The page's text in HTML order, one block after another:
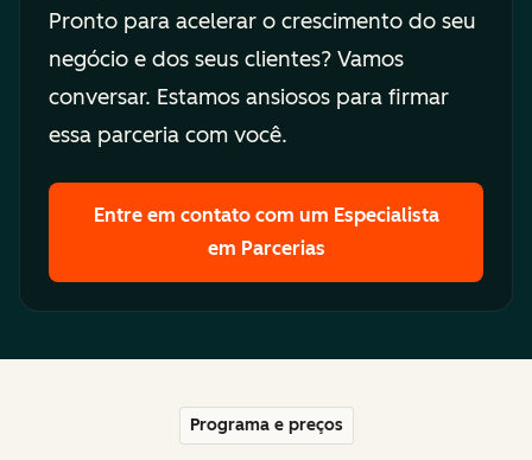
Pronto para acelerar o crescimento do seu
negócio e dos seus clientes? Vamos
conversar. Estamos ansiosos para firmar
essa parceria com você.
Entre em contato com um Especialista
em Parcerias
Programa e preços